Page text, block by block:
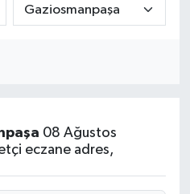
08 Ağustos
eczane adres,